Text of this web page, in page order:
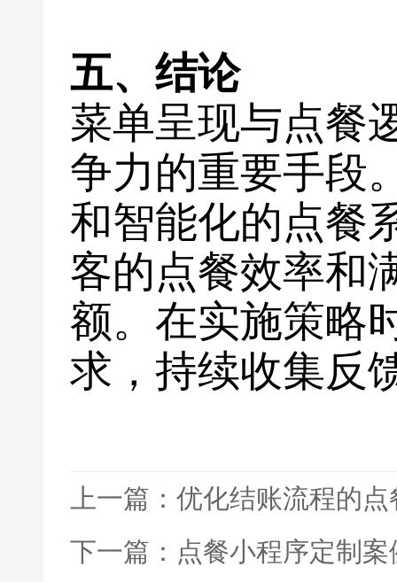
五、结论
菜单呈现与点餐
争力的重要手段
和智能化的点餐
客的点餐效率和
额。在实施策略
求，持续收集反
上一篇：优化结账流程的
下一篇：点餐小程序定制